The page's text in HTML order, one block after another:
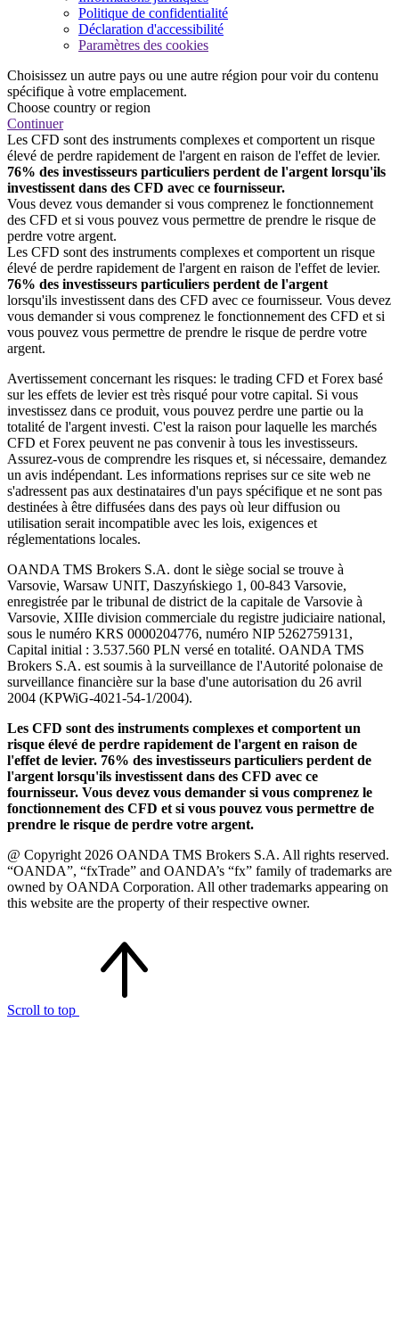
Politique de confidentialité
Déclaration d'accessibilité
Paramètres des cookies
Choisissez un autre pays ou une autre région pour voir du contenu
spécifique à votre emplacement.
Choose country or region
Continuer
Les CFD sont des instruments complexes et comportent un risque
élevé de perdre rapidement de l'argent en raison de l'effet de levier.
76% des investisseurs particuliers perdent de l'argent lorsqu'ils
investissent dans des CFD avec ce fournisseur.
Vous devez vous demander si vous comprenez le fonctionnement
des CFD et si vous pouvez vous permettre de prendre le risque de
perdre votre argent.
Les CFD sont des instruments complexes et comportent un risque
élevé de perdre rapidement de l'argent en raison de l'effet de levier.
76% des investisseurs particuliers perdent de l'argent
lorsqu'ils investissent dans des CFD avec ce fournisseur. Vous devez
vous demander si vous comprenez le fonctionnement des CFD et si
vous pouvez vous permettre de prendre le risque de perdre votre
argent.
Avertissement concernant les risques: le trading CFD et Forex basé
sur les effets de levier est très risqué pour votre capital. Si vous
investissez dans ce produit, vous pouvez perdre une partie ou la
totalité de l'argent investi. C'est la raison pour laquelle les marchés
CFD et Forex peuvent ne pas convenir à tous les investisseurs.
Assurez-vous de comprendre les risques et, si nécessaire, demandez
un avis indépendant. Les informations reprises sur ce site web ne
s'adressent pas aux destinataires d'un pays spécifique et ne sont pas
destinées à être diffusées dans des pays où leur diffusion ou
utilisation serait incompatible avec les lois, exigences et
réglementations locales.
OANDA TMS Brokers S.A. dont le siège social se trouve à
Varsovie, Warsaw UNIT, Daszyńskiego 1, 00-843 Varsovie,
enregistrée par le tribunal de district de la capitale de Varsovie à
Varsovie, XIIIe division commerciale du registre judiciaire national,
sous le numéro KRS 0000204776, numéro NIP 5262759131,
Capital initial : 3.537.560 PLN versé en totalité. OANDA TMS
Brokers S.A. est soumis à la surveillance de l'Autorité polonaise de
surveillance financière sur la base d'une autorisation du 26 avril
2004 (KPWiG-4021-54-1/2004).
Les CFD sont des instruments complexes et comportent un
risque élevé de perdre rapidement de l'argent en raison de
l'effet de levier. 76% des investisseurs particuliers perdent de
l'argent lorsqu'ils investissent dans des CFD avec ce
fournisseur. Vous devez vous demander si vous comprenez le
fonctionnement des CFD et si vous pouvez vous permettre de
prendre le risque de perdre votre argent.
@ Copyright 2026 OANDA TMS Brokers S.A. All rights reserved.
“OANDA”, “fxTrade” and OANDA’s “fx” family of trademarks are
owned by OANDA Corporation. All other trademarks appearing on
this website are the property of their respective owner.
Scroll to top